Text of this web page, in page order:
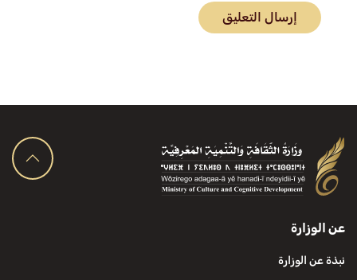
إرسال التعليق
عن الوزارة
نبذة عن الوزارة